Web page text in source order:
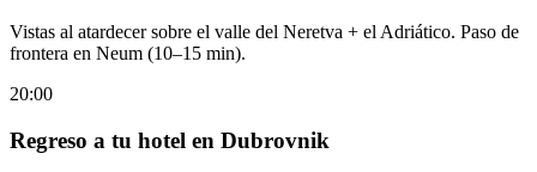
Vistas al atardecer sobre el valle del Neretva + el Adriático. Paso de
frontera en Neum (10–15 min).
20:00
Regreso a tu hotel en Dubrovnik